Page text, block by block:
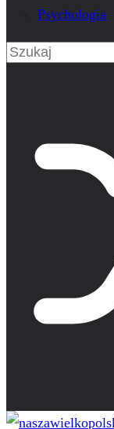
Psychologia